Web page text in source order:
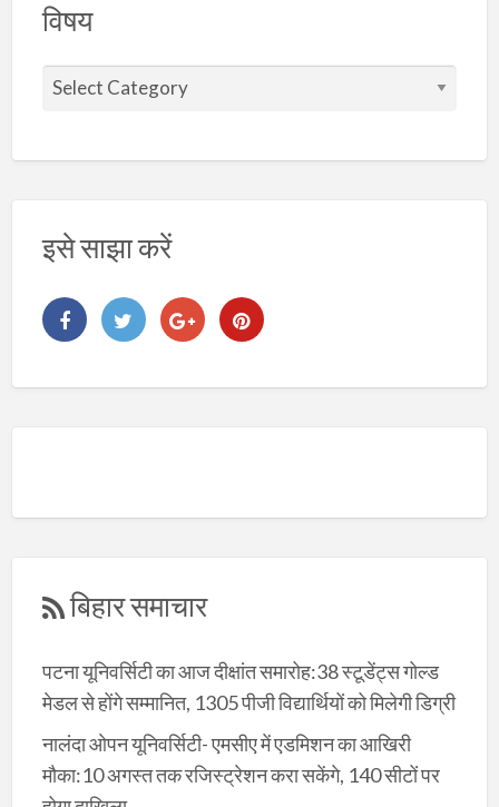
विषय
इसे साझा करें
बिहार समाचार
पटना यूनिवर्सिटी का आज दीक्षांत समारोह:38 स्टूडेंट्स गोल्ड
मेडल से होंगे सम्मानित, 1305 पीजी विद्यार्थियों को मिलेगी डिग्री
नालंदा ओपन यूनिवर्सिटी- एमसीए में एडमिशन का आखिरी
मौका:10 अगस्त तक रजिस्ट्रेशन करा सकेंगे, 140 सीटों पर